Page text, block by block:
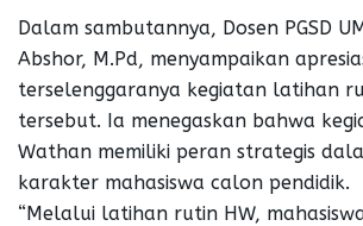
Dalam sambutannya, Dosen PGSD
Abshor, M.Pd, menyampaikan
terselenggaranya kegiatan latihan
tersebut. Ia menegaskan bahwa
Wathan memiliki peran strategis
karakter mahasiswa calon pendidik.
“Melalui latihan rutin HW,